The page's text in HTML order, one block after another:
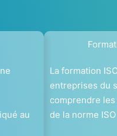
au
La formation
entreprises du
comprendre
de la norme